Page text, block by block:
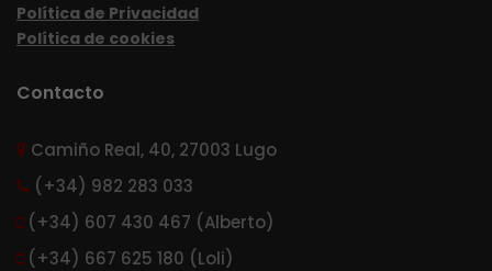
Política de Privacidad
Política de cookies
Contacto
Camiño Real, 40, 27003 Lugo
(+34) 982 283 033
(+34) 607 430 467 (Alberto)
(+34) 667 625 180 (Loli)